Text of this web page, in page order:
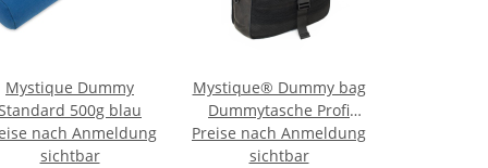
Mystique Dummy
500g blau
nach Anmeldung
sichtbar
Mystique® Dummy bag
Dummytasche Profi
braun gewachst M
Preise nach Anmeldung
sichtbar